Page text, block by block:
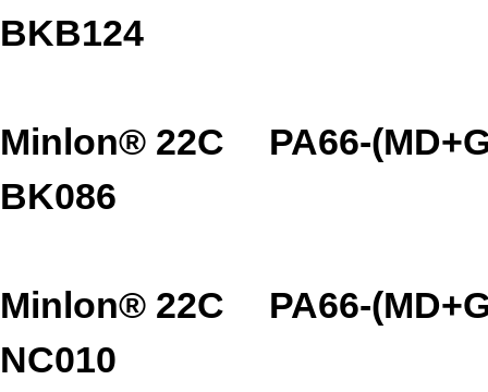
BKB124
Minlon® 22C
BK086
PA66-
Minlon® 22C
NC010
PA66-